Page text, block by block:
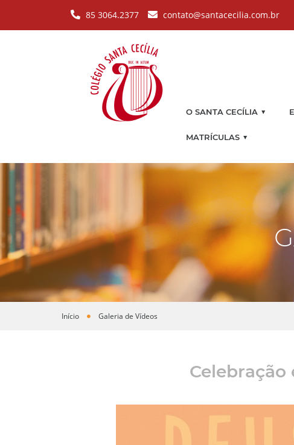
85 3064.2377 contato@santacecilia.com.br
O SANTA CECÍLIA ▼
MATRÍCULAS ▼
Você está aqui
Início Galeria de Vídeos
Celebração